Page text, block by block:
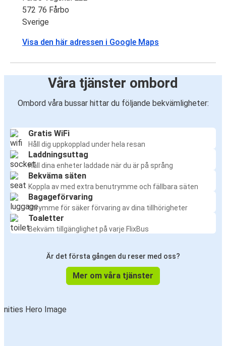
572 76 Fårbo
Sverige
Visa den här adressen i Google Maps
Våra tjänster ombord
Ombord våra bussar hittar du följande bekvämligheter:
Gratis WiFi
Håll dig uppkopplad under hela resan
Laddningsuttag
Håll dina enheter laddade när du är på språng
Bekväma säten
Koppla av med extra benutrymme och fällbara säten
Bagageförvaring
Utrymme för säker förvaring av dina tillhörigheter
Toaletter
Bekväm tillgänglighet på varje FlixBus
Är det första gången du reser med oss?
Mer om våra tjänster